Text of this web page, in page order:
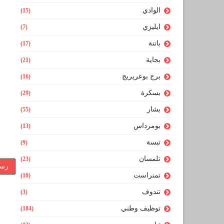
الوادي (15)
ايليزي (7)
باتنة (17)
بجاية (21)
برج بوعريريج (16)
بسكرة (29)
بشار (55)
بومرداس (13)
تبسة (9)
تلمسان (23)
تمنراست (10)
تندوف (3)
توظيف وطني (184)